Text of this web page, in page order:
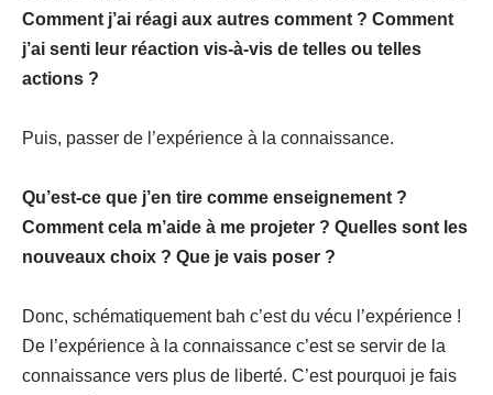
Comment j’ai réagi aux autres comment ? Comment
j’ai senti leur réaction vis-à-vis de telles ou telles
actions ?
Puis, passer de l’expérience à la connaissance.
Qu’est-ce que j’en tire comme enseignement ?
Comment cela m’aide à me projeter ? Quelles sont les
nouveaux choix ? Que je vais poser ?
Donc, schématiquement bah c’est du vécu l’expérience !
De l’expérience à la connaissance c’est se servir de la
connaissance vers plus de liberté. C’est pourquoi je fais